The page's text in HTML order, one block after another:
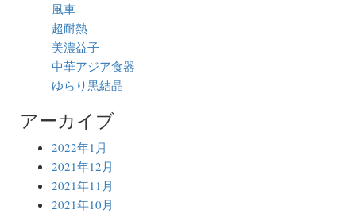
風車
超耐熱
美濃益子
中華アジア食器
ゆらり黒結晶
アーカイブ
2022年1月
2021年12月
2021年11月
2021年10月